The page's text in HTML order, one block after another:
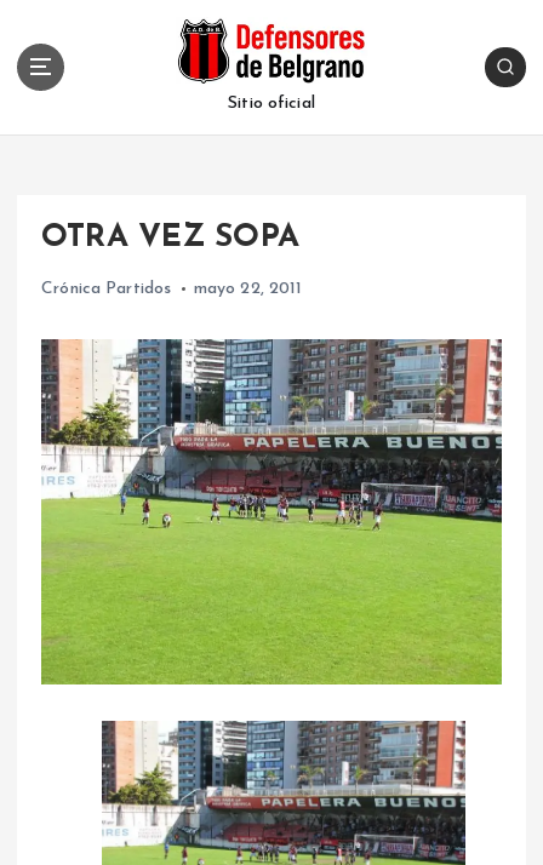
Sitio oficial
OTRA VEZ SOPA
Crónica Partidos mayo 22, 2011